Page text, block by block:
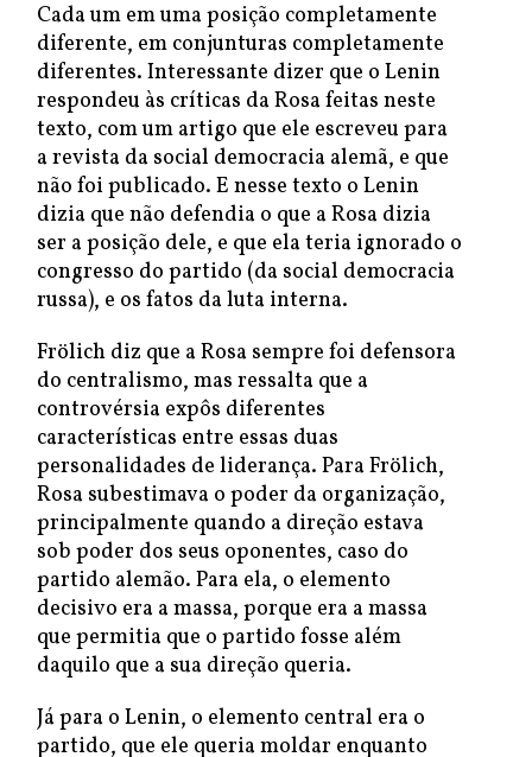
Cada um em uma posição completamente
diferente, em conjunturas completamente
diferentes. Interessante dizer que o Lenin
respondeu às críticas da Rosa feitas neste
texto, com um artigo que ele escreveu para
a revista da social democracia alemã, e que
não foi publicado. E nesse texto o Lenin
dizia que não defendia o que a Rosa dizia
ser a posição dele, e que ela teria ignorado o
congresso do partido (da social democracia
russa), e os fatos da luta interna.
Frölich diz que a Rosa sempre foi defensora
do centralismo, mas ressalta que a
controvérsia expôs diferentes
características entre essas duas
personalidades de liderança. Para Frölich,
Rosa subestimava o poder da organização,
principalmente quando a direção estava
sob poder dos seus oponentes, caso do
partido alemão. Para ela, o elemento
decisivo era a massa, porque era a massa
que permitia que o partido fosse além
daquilo que a sua direção queria.
Já para o Lenin, o elemento central era o
partido, que ele queria moldar enquanto